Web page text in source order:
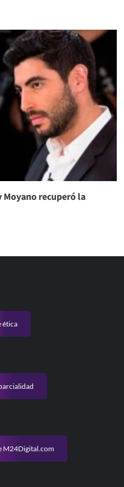
Moyano recuperó la
ética
M24Digital.com